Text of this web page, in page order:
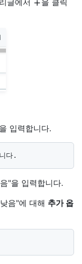
글에서
을 클릭
입력합니다.
"을 입력합니다.
음"에 대해 추가 옵